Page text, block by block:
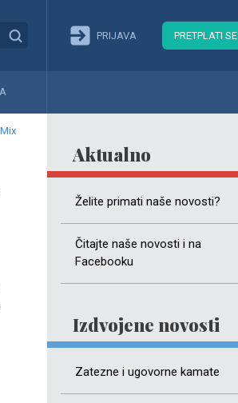
PRIJAVA PRETPLATI SE
Aktualno
Želite primati naše novosti?
Čitajte naše novosti i na
Facebooku
Izdvojene novosti
Zatezne i ugovorne kamate